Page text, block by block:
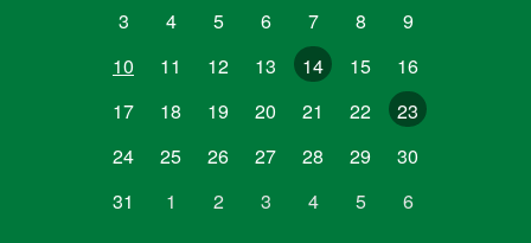
3
4 5 6 7 8
9
10
11 12 13 14 15
16
17
18 19 20 21 22
23
24
25 26 27 28 29
30
31
1 2 3 4 5 6